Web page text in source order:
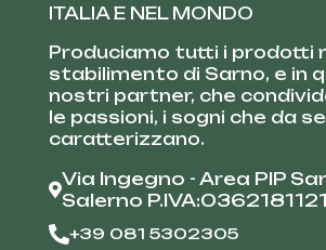
ITALIA E NEL MONDO
Produciamo tutti i prodotti
stabilimento di Sarno, e in
nostri partner, che
le passioni, i sogni che da
caratterizzano.
Via Ingegno - Area PIP
Salerno
+39 081 5302305